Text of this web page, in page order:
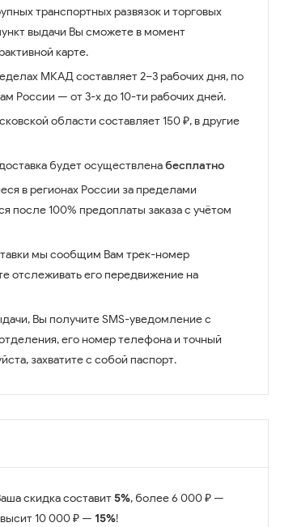
транспортных развязок и торговых
выдачи Вы сможете в момент
карте.
МКАД составляет 2–3 рабочих дня, по
России — от 3-х до 10-ти рабочих дней.
области составляет 150 ₽, в другие
будет осуществленабесплатно
в регионах России за пределами
после 100% предоплаты заказа с учётом
мы сообщим Вам трек-номер
отслеживать его передвижение на
Вы получите SMS-уведомление с
его номер телефона и точный
захватите с собой паспорт.
скидка составит5%, более 6 000 ₽ —
10 000 ₽ — 15%!